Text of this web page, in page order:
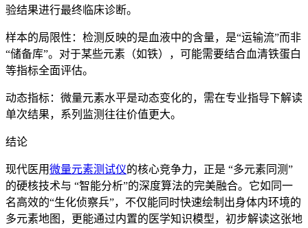
验结果进行最终临床诊断。
样本的局限性：检测反映的是血液中的含量，是“运输流”而非
“储备库”。对于某些元素（如铁），可能需要结合血清铁蛋白
等指标全面评估。
动态指标：微量元素水平是动态变化的，需在专业指导下解读
单次结果，系列监测往往价值更大。
结论
现代医用微量元素测试仪的核心竞争力，正是 “多元素同测”
的硬核技术与 “智能分析”的深度算法的完美融合。它如同一
名高效的“生化侦察兵”，不仅能同时快速绘制出身体内环境的
多元素地图，更能通过内置的医学知识模型，初步解读这张地